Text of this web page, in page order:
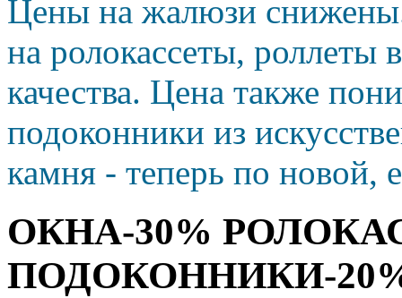
Цены на жалюзи
на ролокассеты, роллеты
качества. Цена также
подоконники из
камня - теперь по новой,
ОКНА-30%
ПОДОКОННИКИ-